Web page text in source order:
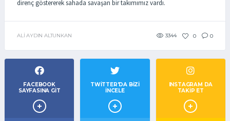
direnç göstererek sahada savaşan bir takımımız vardı.
ALI AYDIN ALTUNKAN 3344 0 0
FACEBOOK
SAYFASINA GIT
TWITTER'DA BIZI
İNCELE
INSTAGRAM DA
TAKİP ET